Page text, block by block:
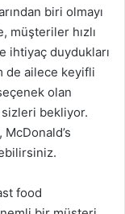
biri olmayı
müşteriler hızlı
ihtiyaç duydukları
de ailece keyifli
olan
sizleri bekliyor.
food